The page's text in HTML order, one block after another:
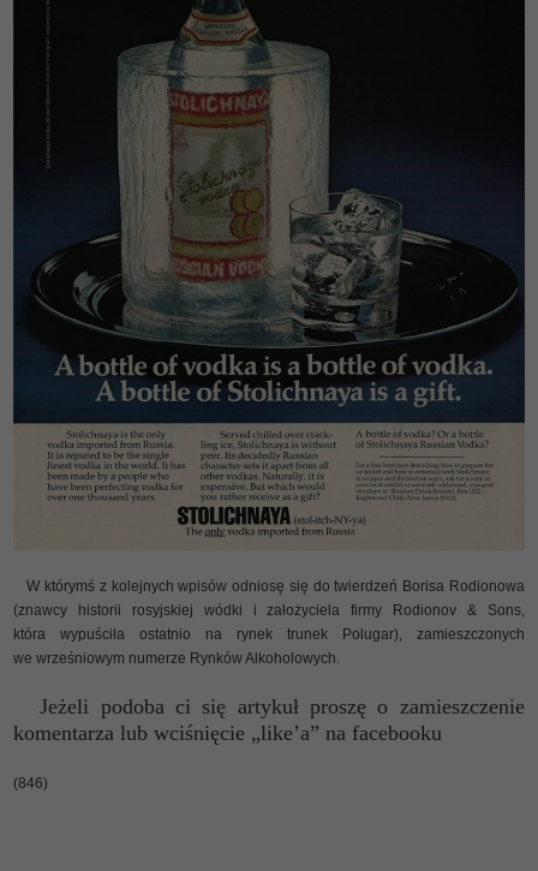
W którymś z kolejnych wpisów odniosę się do twierdzeń Borisa Rodionowa
(znawcy historii rosyjskiej wódki i założyciela firmy Rodionov & Sons,
która wypuściła ostatnio na rynek trunek Polugar), zamieszczonych
we wrześniowym numerze Rynków Alkoholowych.
Jeżeli podoba ci się artykuł proszę o zamieszczenie
komentarza lub wciśnięcie „like’a” na facebooku
(846)